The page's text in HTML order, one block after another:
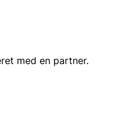
med en partner.